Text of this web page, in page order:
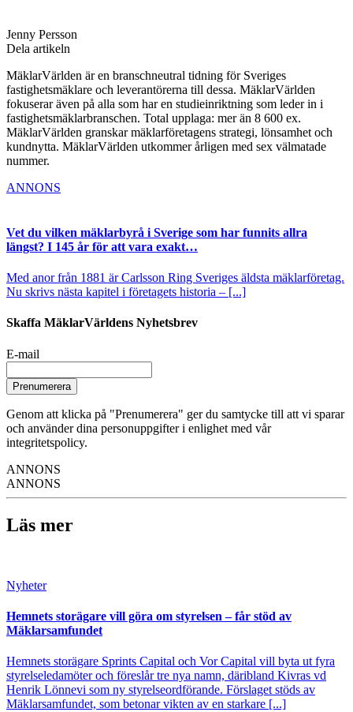
Jenny Persson
Dela artikeln
MäklarVärlden är en branschneutral tidning för Sveriges
fastighetsmäklare och leverantörerna till dessa. MäklarVärlden
fokuserar även på alla som har en studieinriktning som leder in i
fastighetsmäklarbranschen. Total upplaga: mer än 8 600 ex.
MäklarVärlden granskar mäklarföretagens strategi, lönsamhet och
kundnytta. MäklarVärlden utkommer årligen med sex välmatade
nummer.
ANNONS
Vet du vilken mäklarbyrå i Sverige som har funnits allra
längst? I 145 år för att vara exakt…
Med anor från 1881 är Carlsson Ring Sveriges äldsta mäklarföretag.
Nu skrivs nästa kapitel i företagets historia – [...]
Skaffa MäklarVärldens Nyhetsbrev
E-mail
Prenumerera
Genom att klicka på "Prenumerera" ger du samtycke till att vi sparar
och använder dina personuppgifter i enlighet med vår
integritetspolicy.
ANNONS
ANNONS
Läs mer
Nyheter
Hemnets storägare vill göra om styrelsen – får stöd av
Mäklarsamfundet
Hemnets storägare Sprints Capital och Vor Capital vill byta ut fyra
styrelseledamöter och föreslår tre nya namn, däribland Kivras vd
Henrik Lönnevi som ny styrelseordförande. Förslaget stöds av
Mäklarsamfundet, som betonar vikten av en starkare [...]